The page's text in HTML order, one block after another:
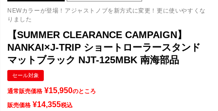
NEWカラーが登場！アジャストノブを新方式に変更！更に使いやすくな
りました
【SUMMER CLEARANCE CAMPAIGN】
NANKAI×J-TRIP ショートローラースタンド
マットブラック NJT-125MBK 南海部品
セール対象
通常販売価格 ¥15,950のところ
販売価格 ¥14,355税込